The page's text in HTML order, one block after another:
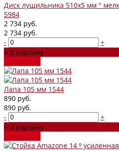
Диск лущильника 510х5 мм "
5984
2 734 руб.
2 734 руб.
-
+
+ В корзину
Добавлено
Лапа 105 мм 1544
890 руб.
890 руб.
-
+
+ В корзину
Добавлено